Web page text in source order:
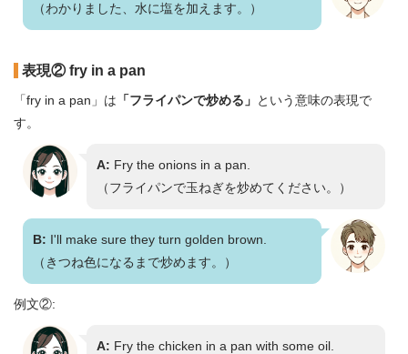
（わかりました、水に塩を加えます。）
表現② fry in a pan
「fry in a pan」は 「フライパンで炒める」 という意味の表現で
す。
A: Fry the onions in a pan.
（フライパンで玉ねぎを炒めてください。）
B: I'll make sure they turn golden brown.
（きつね色になるまで炒めます。）
例文②:
A: Fry the chicken in a pan with some oil.